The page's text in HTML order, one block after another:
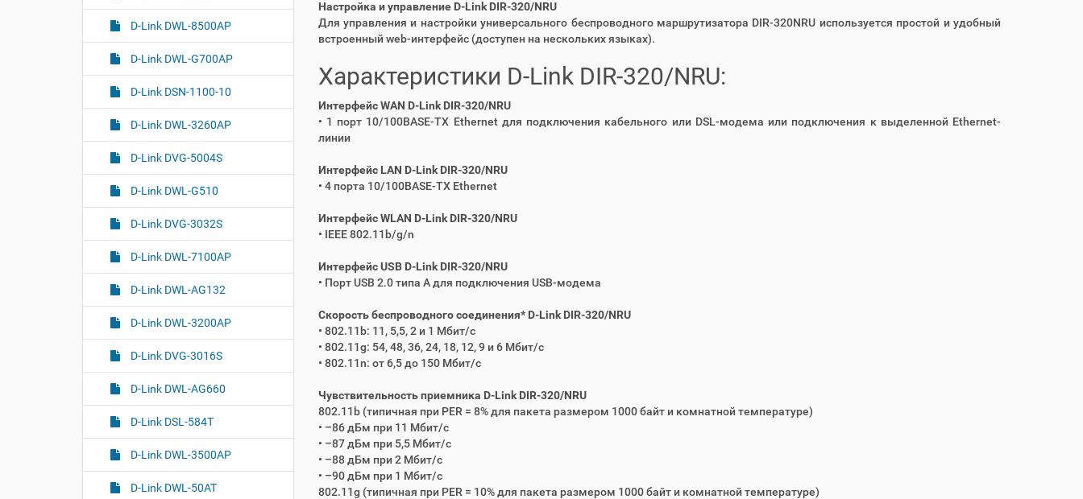
Настройка и управление D-Link DIR-320/NRU
Для управления и настройки универсального беспроводного маршрутизатора DIR-320NRU используется простой и удобный
встроенный web-интерфейс (доступен на нескольких языках).
Характеристики D-Link DIR-320/NRU:
Интерфейс WAN D-Link DIR-320/NRU
• 1 порт 10/100BASE-TX Ethernet для подключения кабельного или DSL-модема или подключения к выделенной Ethernet-
линии
Интерфейс LAN D-Link DIR-320/NRU
• 4 порта 10/100BASE-TX Ethernet
Интерфейс WLAN D-Link DIR-320/NRU
• IEEE 802.11b/g/n
Интерфейс USB D-Link DIR-320/NRU
• Порт USB 2.0 типа A для подключения USB-модема
Скорость беспроводного соединения* D-Link DIR-320/NRU
• 802.11b: 11, 5,5, 2 и 1 Мбит/c
• 802.11g: 54, 48, 36, 24, 18, 12, 9 и 6 Мбит/с
• 802.11n: от 6,5 до 150 Мбит/с
Чувствительность приемника D-Link DIR-320/NRU
802.11b (типичная при PER = 8% для пакета размером 1000 байт и комнатной температуре)
• –86 дБм при 11 Мбит/с
• –87 дБм при 5,5 Мбит/с
• –88 дБм при 2 Мбит/с
• –90 дБм при 1 Мбит/с
802.11g (типичная при PER = 10% для пакета размером 1000 байт и комнатной температуре)
D-Link DWL-8500AP
D-Link DWL-G700AP
D-Link DSN-1100-10
D-Link DWL-3260AP
D-Link DVG-5004S
D-Link DWL-G510
D-Link DVG-3032S
D-Link DWL-7100AP
D-Link DWL-AG132
D-Link DWL-3200AP
D-Link DVG-3016S
D-Link DWL-AG660
D-Link DSL-584T
D-Link DWL-3500AP
D-Link DWL-50AT